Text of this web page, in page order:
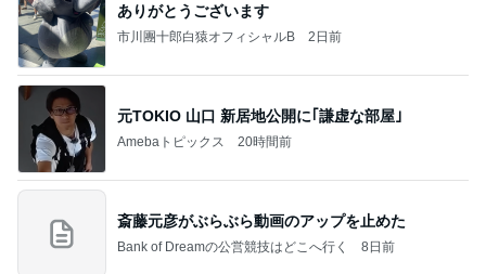
ありがとうございます
市川團十郎白猿オフィシャルB 2日前
元TOKIO 山口 新居地公開に｢謙虚な部屋｣
Amebaトピックス 20時間前
斎藤元彦がぶらぶら動画のアップを止めた
Bank of Dreamの公営競技はどこへ行く 8日前